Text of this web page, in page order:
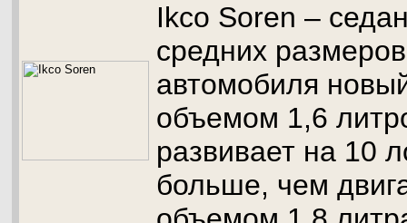
Ikco Soren –
средних
автомобиля
объемом 1,6
развивает на 10
больше, чем